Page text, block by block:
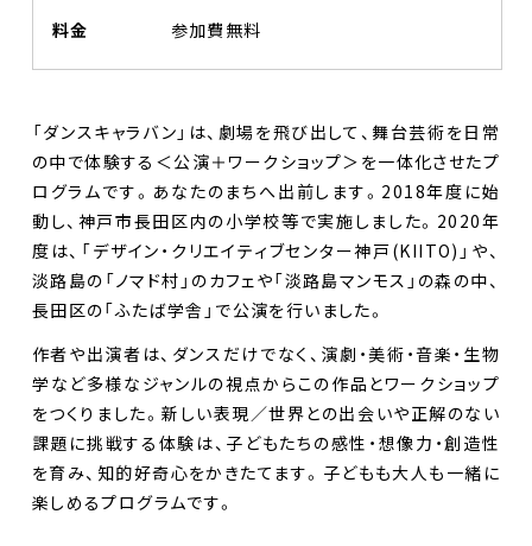
料金 参加費無料
「ダンスキャラバン」は、劇場を飛び出して、舞台芸術を日常
の中で体験する＜公演＋ワークショップ＞を一体化させたプ
ログラムです。あなたのまちへ出前します。2018年度に始
動し、神戸市長田区内の小学校等で実施しました。2020年
度は、「デザイン・クリエイティブセンター神戸(KIITO)」や、
淡路島の「ノマド村」のカフェや「淡路島マンモス」の森の中、
長田区の「ふたば学舎」で公演を行いました。
作者や出演者は、ダンスだけでなく、演劇・美術・音楽・生物
学など多様なジャンルの視点からこの作品とワークショップ
をつくりました。新しい表現／世界との出会いや正解のない
課題に挑戦する体験は、子どもたちの感性・想像力・創造性
を育み、知的好奇心をかきたてます。子どもも大人も一緒に
楽しめるプログラムです。